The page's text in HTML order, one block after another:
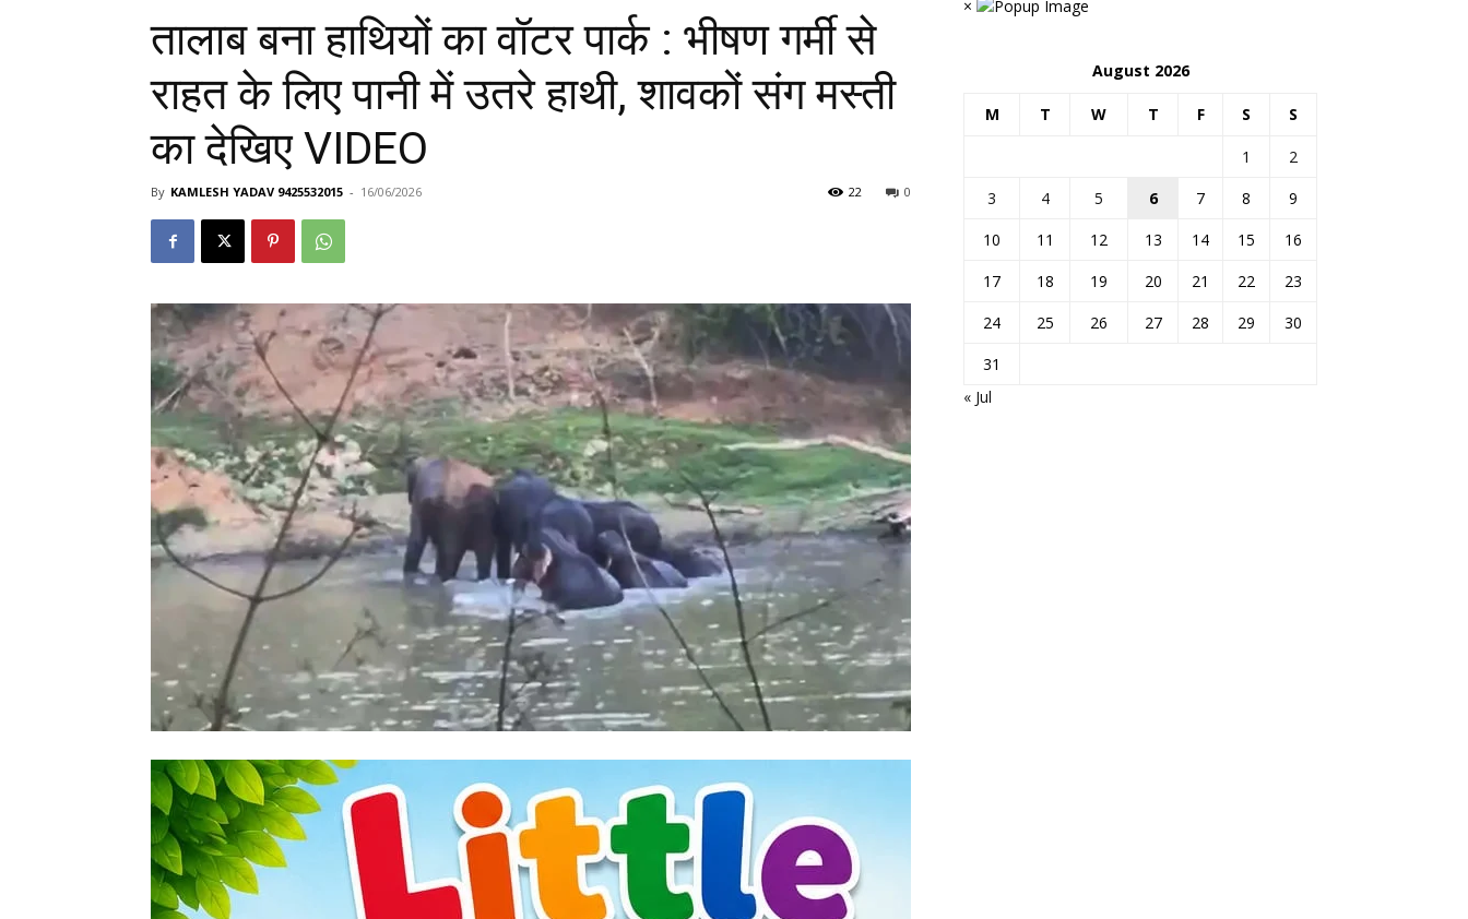
तालाब बना हाथियों का वॉटर पार्क : भीषण गर्मी से
राहत के लिए पानी में उतरे हाथी, शावकों संग मस्ती
का देखिए VIDEO
By KAMLESH YADAV 9425532015 - 16/06/2026 0
22
×
August 2026
M T W T F S S
1
2
3
4 5 6 7 8
9
10
11 12 13 14 15
16
17
18 19 20 21 22
23
24
25 26 27 28 29
30
31
« Jul